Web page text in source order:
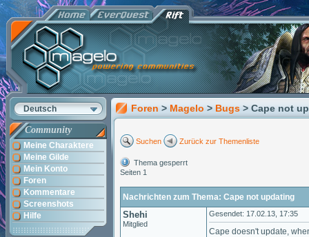
Deutsch
Community
Meine Charaktere
Meine Gilde
Mein Konto
Foren
Kommentare
Screenshots
Hilfe
Foren > Magelo > Bugs > Cape not
Suchen Zurück zur Themenliste
Thema gesperrt
Seiten 1
Nachrichten zum Thema: Cape not updating
Shehi
Mitglied
Gesendet: 17.02.13, 17:35
Cape doesn't update,